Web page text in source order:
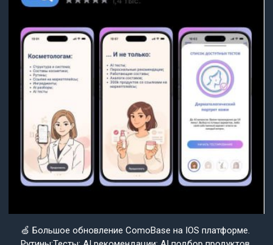
🍏 Большое обновление ComoBase на IOS платформе.